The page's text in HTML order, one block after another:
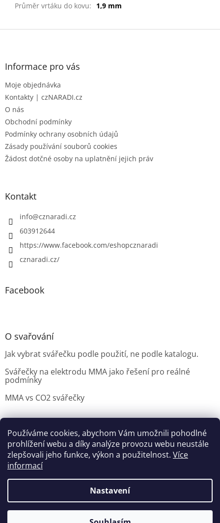
Používáme cookies, abychom Vám umožnili pohodlné
prohlížení webu a díky analýze provozu webu neustále
zlepšovali jeho funkce, výkon a použitelnost. Více
informací
Nastavení
Průměr vrtáku do kovu: 1,9 mm
Z
Informace pro vás
Moje objednávka
Kontakty | czNARADI.cz
O nás
Obchodní podmínky
Podmínky ochrany osobních údajů
Zásady používání souborů cookies
Žádost dotčné osoby na uplatnění jejich práv
Kontakt
info@cznaradi.cz
603912644
https://www.facebook.com/eshopcznaradi
cznaradi.cz/
Facebook
O svařování
Jak vybrat svářečku podle použití, ne podle katalogu.
Svářečky na elektrodu MMA jako řešení pro reálné
podmínky
MMA vs CO2 svářečky
Možnosti doručení Nakupovani Možností platby
Výběr svářečky
Vytvořil Shoptet